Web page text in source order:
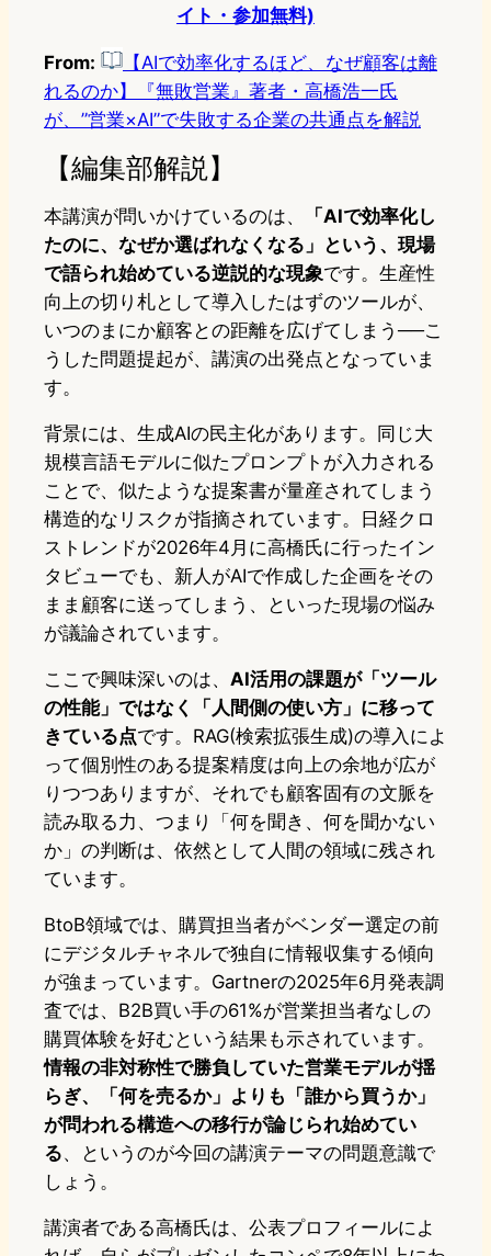
イト・参加無料)
From:
【AIで効率化するほど、なぜ顧客は離
れるのか】『無敗営業』著者・高橋浩一氏
が、”営業×AI”で失敗する企業の共通点を解説
【編集部解説】
本講演が問いかけているのは、
「AIで効率化し
たのに、なぜか選ばれなくなる」という、現場
で語られ始めている逆説的な現象です。生産性
向上の切り札として導入したはずのツールが、
いつのまにか顧客との距離を広げてしまう──こ
うした問題提起が、講演の出発点となっていま
す。
背景には、生成AIの民主化があります。同じ大
規模言語モデルに似たプロンプトが入力される
ことで、似たような提案書が量産されてしまう
構造的なリスクが指摘されています。日経クロ
ストレンドが2026年4月に高橋氏に行ったイン
タビューでも、新人がAIで作成した企画をその
まま顧客に送ってしまう、といった現場の悩み
が議論されています。
ここで興味深いのは、 AI活用の課題が「ツール
の性能」ではなく「人間側の使い方」に移って
きている点です。RAG(検索拡張生成)の導入によ
って個別性のある提案精度は向上の余地が広が
りつつありますが、それでも顧客固有の文脈を
読み取る力、つまり「何を聞き、何を聞かない
か」の判断は、依然として人間の領域に残され
ています。
BtoB領域では、購買担当者がベンダー選定の前
にデジタルチャネルで独自に情報収集する傾向
が強まっています。Gartnerの2025年6月発表調
査では、B2B買い手の61%が営業担当者なしの
購買体験を好むという結果も示されています。
情報の非対称性で勝負していた営業モデルが揺
らぎ、「何を売るか」よりも「誰から買うか」
が問われる構造への移行が論じられ始めてい
る、というのが今回の講演テーマの問題意識で
しょう。
講演者である高橋氏は、公表プロフィールによ